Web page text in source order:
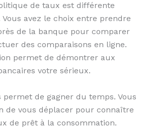
de taux est différente
avez le choix entre prendre
de la banque pour comparer
des comparaisons en ligne.
permet de démontrer aux
votre sérieux.
permet de gagner du temps. Vous
de vous déplacer pour connaître
de prêt à la consommation.